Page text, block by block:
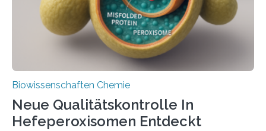
Biowissenschaften Chemie
Neue Qualitätskontrolle In
Hefeperoxisomen Entdeckt